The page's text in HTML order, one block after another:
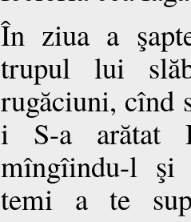
În ziua a
trupul lui
rugăciuni, cînd
i S-a arătat
mîngîindu-l şi
temi a te